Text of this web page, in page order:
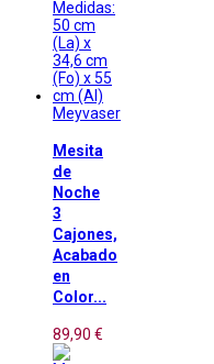
Meyvaser
Mesita
de
Noche
3
Cajones,
Acabado
en
Color...
89,90 €